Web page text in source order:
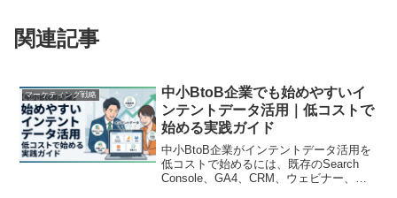
関連記事
マーケティング戦略
中小BtoB企業でも始めやすいイ
ンテントデータ活用｜低コストで
始める実践ガイド
中小BtoB企業がインテントデータ活用を
低コストで始めるには、既存のSearch
Console、GA4、CRM、ウェビナー、営